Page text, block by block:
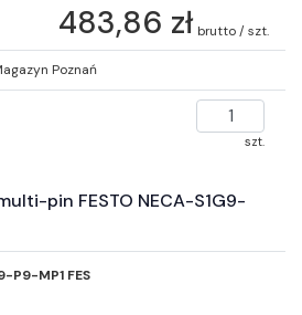
483,86 zł brutto / szt.
Poznań
szt.
pin FESTO NECA-S1G9-
P9-MP1 FES